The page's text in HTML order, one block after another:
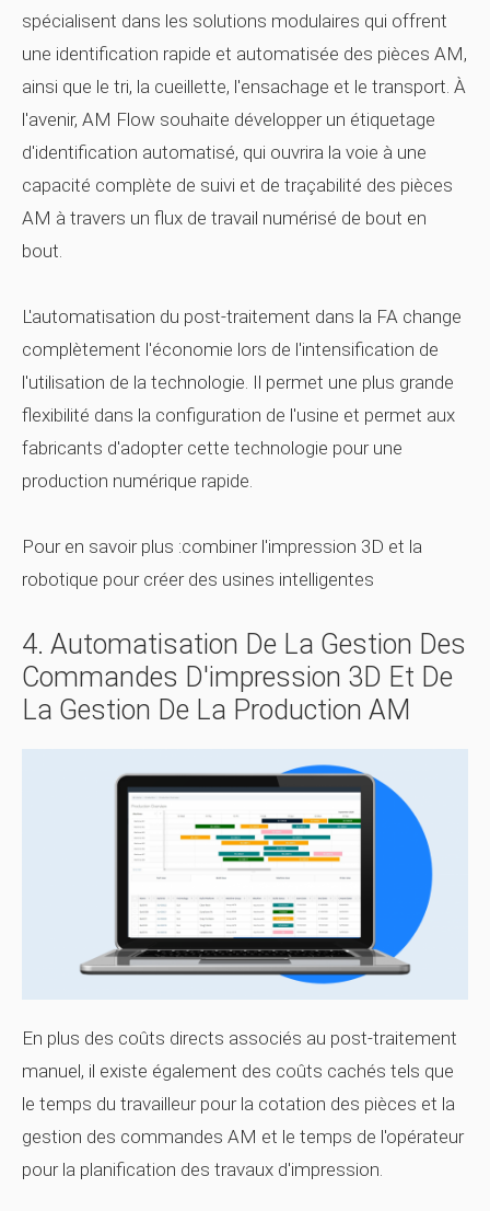
spécialisent dans les solutions modulaires qui offrent
une identification rapide et automatisée des pièces AM,
ainsi que le tri, la cueillette, l'ensachage et le transport. À
l'avenir, AM Flow souhaite développer un étiquetage
d'identification automatisé, qui ouvrira la voie à une
capacité complète de suivi et de traçabilité des pièces
AM à travers un flux de travail numérisé de bout en
bout.
L'automatisation du post-traitement dans la FA change
complètement l'économie lors de l'intensification de
l'utilisation de la technologie. Il permet une plus grande
flexibilité dans la configuration de l'usine et permet aux
fabricants d'adopter cette technologie pour une
production numérique rapide.
Pour en savoir plus :combiner l'impression 3D et la
robotique pour créer des usines intelligentes
4. Automatisation De La Gestion Des
Commandes D'impression 3D Et De
La Gestion De La Production AM
En plus des coûts directs associés au post-traitement
manuel, il existe également des coûts cachés tels que
le temps du travailleur pour la cotation des pièces et la
gestion des commandes AM et le temps de l'opérateur
pour la planification des travaux d'impression.